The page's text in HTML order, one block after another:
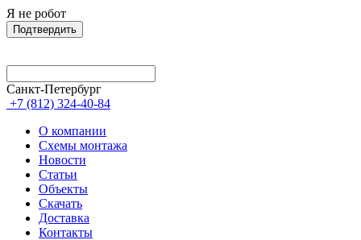
Я не робот
Подтвердить
Санкт-Петербург
+7 (812) 324-40-84
О компании
Схемы монтажа
Новости
Статьи
Объекты
Скачать
Доставка
Контакты